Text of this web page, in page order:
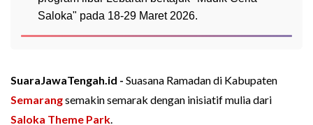
Saloka" pada 18-29 Maret 2026.
SuaraJawaTengah.id - Suasana Ramadan di Kabupaten
Semarangsemakin semarak dengan inisiatif mulia dari
Saloka Theme Park.